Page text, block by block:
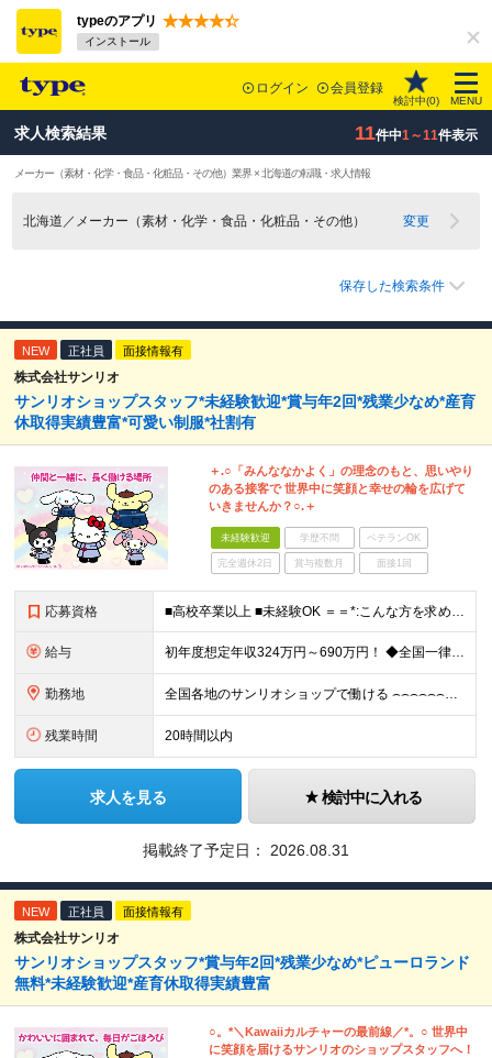
typeのアプリ
インストール
ログイン 会員登録
検討中(0) MENU
求人検索結果 11件中1～11件表示
メーカー（素材・化学・食品・化粧品・その他）業界 × 北海道の転職・求人情報
北海道／メーカー（素材・化学・食品・化粧品・その他） 変更
保存した検索条件
NEW 正社員 面接情報有
株式会社サンリオ
サンリオショップスタッフ*未経験歓迎*賞与年2回*残業少なめ*産育
休取得実績豊富*可愛い制服*社割有
＋.○「みんななかよく」の理念のもと、思いやり
のある接客で 世界中に笑顔と幸せの輪を広げて
いきませんか？○.＋
未経験歓迎 学歴不問 ベテランOK
完全週休2日 賞与複数月 面接1回
応募資格 ■高校卒業以上 ■未経験OK ＝＝*:こんな方を求めています！:*＝＝ ・サンリオが好き・可愛いものが好き （「実は最近のキャラクターには詳しくない…」という方も、入社後に少しずつ覚えていければ大丈
給与 初年度想定年収324万円～690万円！ ◆全国一律 月給230,000円～＋賞与＋通勤手当＋役職手当＋時間外手当 《手当充実！》 ＊昇給/年1回 ＊賞与/年2回（7月/12月） ＊通勤手当：交通費
勤務地 全国各地のサンリオショップで働ける ⌢⌢⌢⌢⌢⌢⌢⌢⌢⌢⌢⌢⌢⌢⌢⌢⌢⌢・.☆ ★詳細の勤務地はご本人の希望と面接を通じて決定いたします。 ＼以下の募集店舗は特に積極採用中！！／ ＜東京＞ ◎SA
残業時間 20時間以内
求人を見る 検討中に入れる
掲載終了予定日： 2026.08.31
NEW 正社員 面接情報有
株式会社サンリオ
サンリオショップスタッフ*賞与年2回*残業少なめ*ピューロランド
無料*未経験歓迎*産育休取得実績豊富
○。*＼Kawaiiカルチャーの最前線／*。○ 世界中
に笑顔を届けるサンリオのショップスタッフへ！